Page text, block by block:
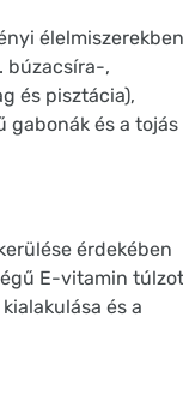
élelmiszerekben
búzacsíra-,
és pisztácia),
gabonák és a tojás
érdekében
E-vitamin
és a